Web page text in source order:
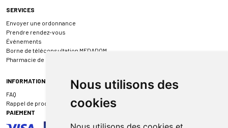
Nous utilisons des
cookies
SERVICES
Envoyer une ordonnance
Prendre rendez-vous
Événements
Borne de téléconsultation MEDADOM
Pharmacie de garde
INFORMATIONS
FAQ
Rappel de produit
PAIEMENT